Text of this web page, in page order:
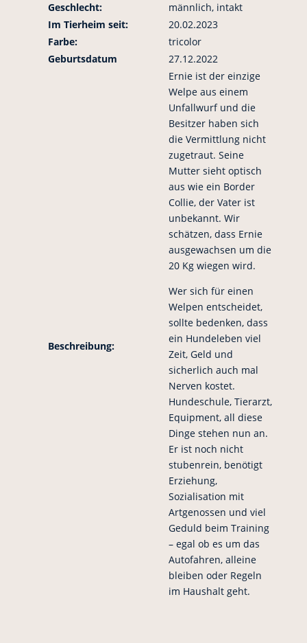
Geschlecht:
männlich, intakt
Im Tierheim seit:
20.02.2023
Farbe:
tricolor
Geburtsdatum
27.12.2022
Beschreibung:
Ernie ist der einzige
Welpe aus einem
Unfallwurf und die
Besitzer haben sich
die Vermittlung nicht
zugetraut. Seine
Mutter sieht optisch
aus wie ein Border
Collie, der Vater ist
unbekannt. Wir
schätzen, dass Ernie
ausgewachsen um die
20 Kg wiegen wird.
Wer sich für einen
Welpen entscheidet,
sollte bedenken, dass
ein Hundeleben viel
Zeit, Geld und
sicherlich auch mal
Nerven kostet.
Hundeschule, Tierarzt,
Equipment, all diese
Dinge stehen nun an.
Er ist noch nicht
stubenrein, benötigt
Erziehung,
Sozialisation mit
Artgenossen und viel
Geduld beim Training
– egal ob es um das
Autofahren, alleine
bleiben oder Regeln
im Haushalt geht.